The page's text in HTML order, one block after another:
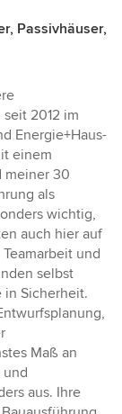
Passivhäuser,
2012 im
Energie+Haus-
einem
meiner 30
als
wichtig,
auch hier auf
und
selbst
in Sicherheit.
Maß an
und
aus. Ihre